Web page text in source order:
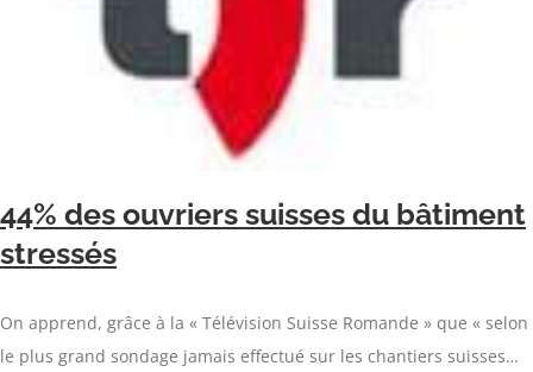
44% des ouvriers suisses du bâtiment
stressés
On apprend, grâce à la « Télévision Suisse Romande » que « selon
le plus grand sondage jamais effectué sur les chantiers suisses…